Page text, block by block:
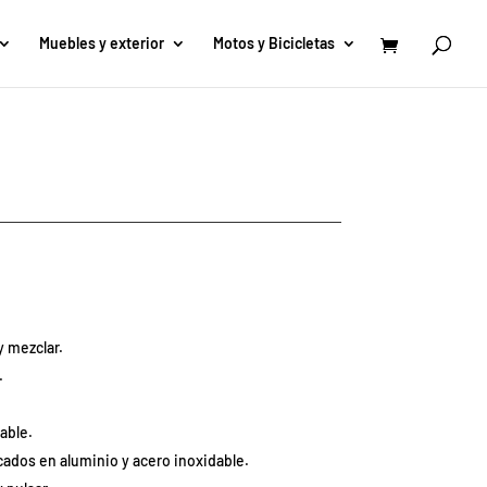
Muebles y exterior Motos y Bicicletas
mezclar.
en aluminio y acero inoxidable.